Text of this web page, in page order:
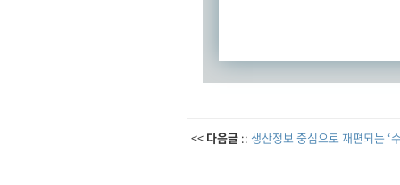
<< 다음글 :: 생산정보 중심으로 재편되는 ‘